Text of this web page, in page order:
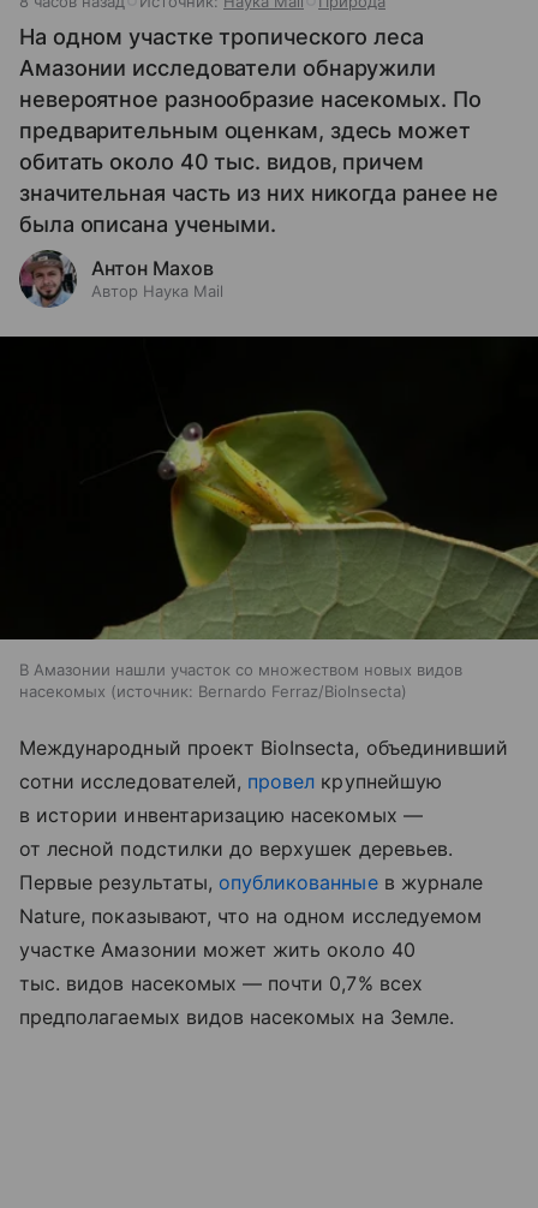
На одном участке тропического леса
Амазонии исследователи обнаружили
невероятное разнообразие насекомых. По
предварительным оценкам, здесь может
обитать около 40 тыс. видов, причем
значительная часть из них никогда ранее не
была описана учеными.
Антон Махов
Автор Наука Mail
В Амазонии нашли участок со множеством новых видов
насекомых
источник: Bernardo Ferraz/BioInsecta
Международный проект BioInsecta, объединивший
сотни исследователей, провел крупнейшую
в истории инвентаризацию насекомых —
от лесной подстилки до верхушек деревьев.
Первые результаты, опубликованныев журнале
Nature, показывают, что на одном исследуемом
участке Амазонии может жить около 40
тыс. видов насекомых — почти 0,7% всех
предполагаемых видов насекомых на Земле.